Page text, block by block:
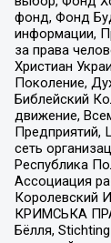
фонд, Фонд
информации,
за права
Христиан
Поколение,
Библейский
движение,
Предприятий,
сеть
Республика
Ассоциация
Королевский
КРИМСЬКА
Бёлля,